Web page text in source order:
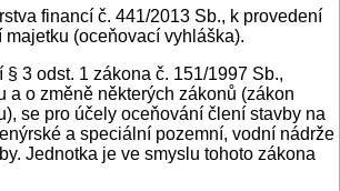
financí č. 441/2013 Sb., k provedení
(oceňovací vyhláška).
§ 3 odst. 1 zákona č. 151/1997 Sb.,
a o změně některých zákonů (zákon
se pro účely oceňování člení stavby na
a speciální pozemní, vodní nádrže
Jednotka je ve smyslu tohoto zákona